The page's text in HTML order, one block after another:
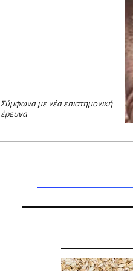
Σύμφωνα με νέα επιστημονική
έρευνα